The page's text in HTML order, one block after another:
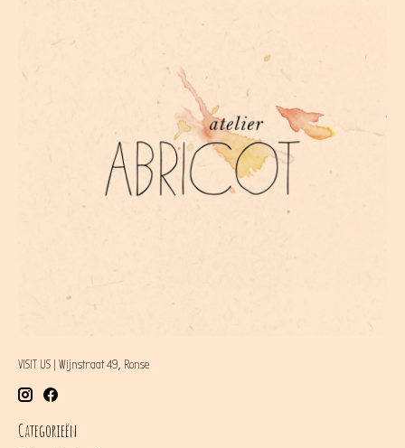
VISIT US | Wijnstraat 49, Ronse
Categorieën